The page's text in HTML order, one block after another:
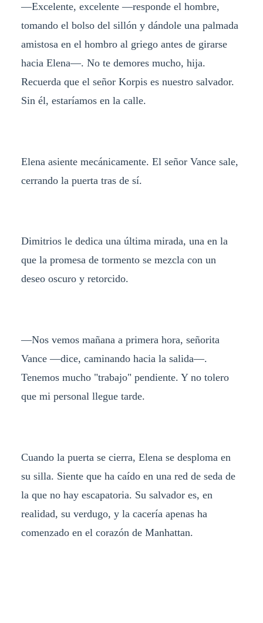
—Excelente, excelente —responde el hombre,
tomando el bolso del sillón y dándole una palmada
amistosa en el hombro al griego antes de girarse
hacia Elena—. No te demores mucho, hija.
Recuerda que el señor Korpis es nuestro salvador.
Sin él, estaríamos en la calle.
Elena asiente mecánicamente. El señor Vance sale,
cerrando la puerta tras de sí.
Dimitrios le dedica una última mirada, una en la
que la promesa de tormento se mezcla con un
deseo oscuro y retorcido.
—Nos vemos mañana a primera hora, señorita
Vance —dice, caminando hacia la salida—.
Tenemos mucho "trabajo" pendiente. Y no tolero
que mi personal llegue tarde.
Cuando la puerta se cierra, Elena se desploma en
su silla. Siente que ha caído en una red de seda de
la que no hay escapatoria. Su salvador es, en
realidad, su verdugo, y la cacería apenas ha
comenzado en el corazón de Manhattan.